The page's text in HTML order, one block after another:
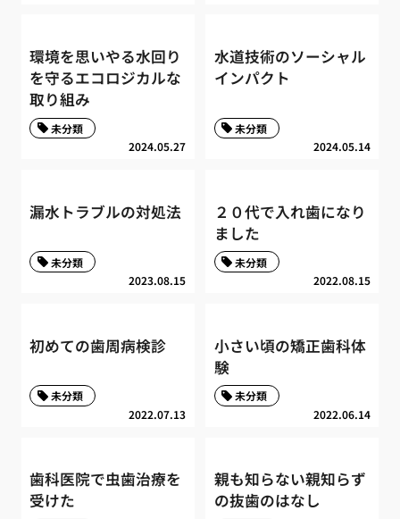
環境を思いやる水回り
を守るエコロジカルな
取り組み
2024.05.27
未分類
水道技術のソーシャル
インパクト
2024.05.14
未分類
漏水トラブルの対処法
2023.08.15
未分類
２０代で入れ歯になり
ました
2022.08.15
未分類
初めての歯周病検診
2022.07.13
未分類
小さい頃の矯正歯科体
験
2022.06.14
未分類
歯科医院で虫歯治療を
受けた
親も知らない親知らず
の抜歯のはなし